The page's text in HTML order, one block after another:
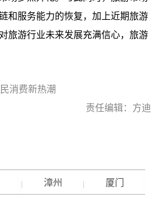
和服务能力的恢复，加上近期旅游
旅游行业未来发展充满信心，旅游
消费新热潮
责任编辑：方迪
漳州 厦门